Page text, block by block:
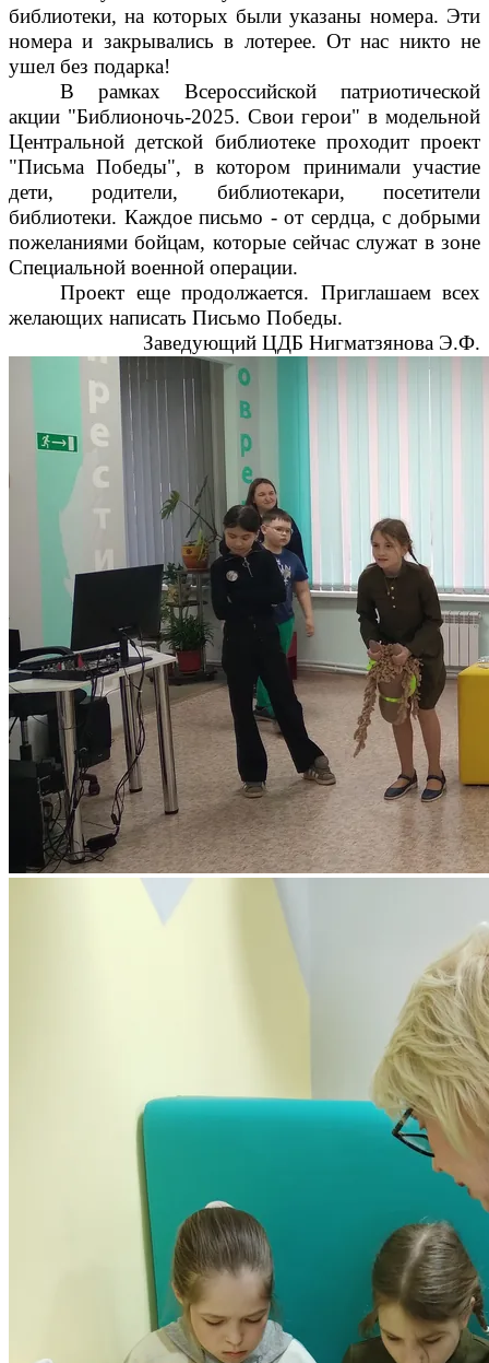
библиотеки, на которых были указаны номера. Эти
номера и закрывались в лотерее. От нас никто не
ушел без подарка!
В рамках Всероссийской патриотической
акции "Библионочь-2025. Свои герои" в модельной
Центральной детской библиотеке проходит проект
"Письма Победы", в котором принимали участие
дети, родители, библиотекари, посетители
библиотеки. Каждое письмо - от сердца, с добрыми
пожеланиями бойцам, которые сейчас служат в зоне
Специальной военной операции.
Проект еще продолжается. Приглашаем всех
желающих написать Письмо Победы.
Заведующий ЦДБ Нигматзянова Э.Ф.